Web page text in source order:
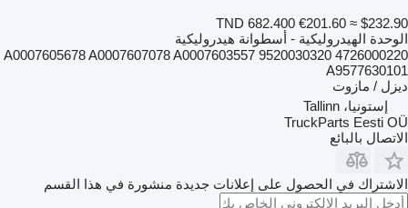
TND 682.400 €201.60 ≈ $232.90
الوحدة الهيدروليكية - أسطوانة هيدروليكية
4726000220 9520030320 A0007605678 A0007607078 A0007603557
A9577630101
ديزل / مازوت
إستونيا، Tallinn
TruckParts Eesti OÜ
الاتصال بالبائع
الاشتراك في الحصول على إعلانات جديدة منشورة في هذا القسم